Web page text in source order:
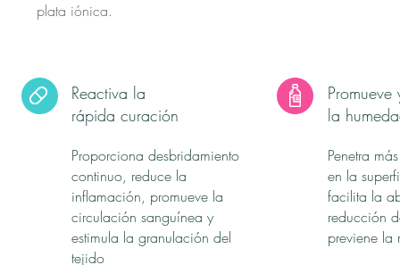
plata iónica.
Reactiva la
rápida curación
la
Proporciona desbridamiento
continuo, reduce la
inflamación, promueve la
circulación sanguínea y
estimula la granulación del
tejido
Penetra
en la
facilita la
reducción
previene la